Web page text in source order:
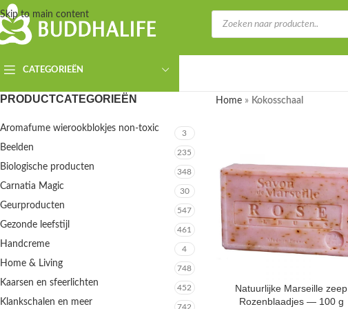
Skip to main content
CATEGORIEËN
PRODUCTCATEGORIEËN
Aromafume wierookblokjes non-toxic 3
Beelden 235
Biologische producten 348
Carnatia Magic 30
Geurproducten 547
Gezonde leefstijl 461
Handcreme 4
Home & Living 748
Kaarsen en sfeerlichten 452
Klankschalen en meer 742
Home» Kokosschaal
Natuurlijke Marseille zeep
Rozenblaadjes — 100 g